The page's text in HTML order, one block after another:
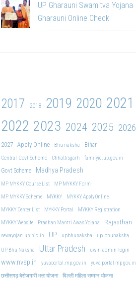
UP Gharauni Swamitva Yojana
Gharauni Online Check
2017 2018 2019 2020 2021
2022 2023 2024 2025 2026
2027 Apply Online Bhu naksha
Bihar
Central Govt Scheme
Chhattisgarh familyid.up.gov.in
Govt Scheme Madhya Pradesh
MP MYKKY Course List
MP MYKKY Form
MP MYKKY Scheme
MYKKY
MYKKY Apply Online
MYKKY Center List
MYKKY Portal
MYKKY Registration
MYKKY Website
Pradhan Mantri Awas Yojana Rajasthan
sewayojan.up.nic.in UP upbhunaksha up bhunaksha
UP Bhu Naksha Uttar Pradesh uwin admin login
www.nvsp.in yuvaportal.mp.gov.in
yuva portal mp gov.in
छत्तीसगढ़ बेरोजगारी भत्ता योजना
दिल्ली महिला सम्मान योजना